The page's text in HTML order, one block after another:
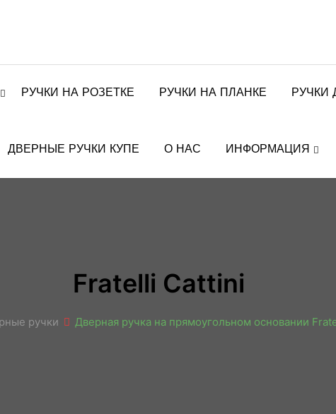
РУЧКИ НА РОЗЕТКЕ РУЧКИ НА ПЛАНКЕ РУЧКИ
ДВЕРНЫЕ РУЧКИ КУПЕ О НАС ИНФОРМАЦИЯ
Fratelli Cattini
ручки Дверная ручка на прямоугольном основании